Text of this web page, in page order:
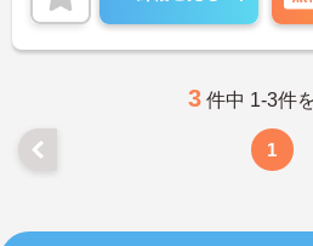
3 件中 1-3件
1